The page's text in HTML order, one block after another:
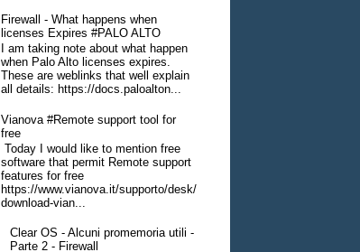
Firewall - What happens when
licenses Expires #PALO ALTO
I am taking note about what happen
when Palo Alto licenses expires.
These are weblinks that well explain
all details: https://docs.paloalton...
Vianova #Remote support tool for
free
Today I would like to mention free
software that permit Remote support
features for free
https://www.vianova.it/supporto/desk/
download-vian...
Clear OS - Alcuni promemoria utili -
Parte 2 - Firewall